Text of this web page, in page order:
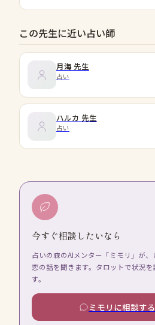
この先生に近い占い師
月海 先生
占い
ハルカ 先生
占い
今すぐ相談したいなら
占いの森のAIメンター「ミモリ」が
恋の話を聞きます。タロットで状況
す。
ミモリに相談する